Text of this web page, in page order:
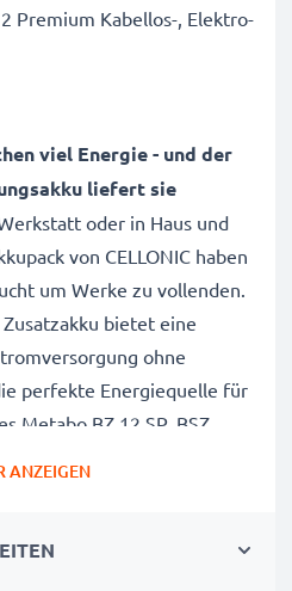
Premium Kabellos-, Elektro-
viel Energie - und der
liefert sie
oder in Haus und
von CELLONIC haben
um Werke zu vollenden.
bietet eine
ohne
perfekte Energiequelle für
Metabo BZ 12 SP, BSZ
SP, BSZ 12 Impuls,
ANZEIGEN